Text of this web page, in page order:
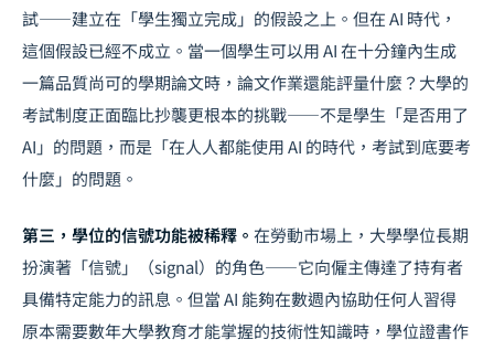
試——建立在「學生獨立完成」的假設之上。但在 AI 時代，
這個假設已經不成立。當一個學生可以用 AI 在十分鐘內生成
一篇品質尚可的學期論文時，論文作業還能評量什麼？大學的
考試制度正面臨比抄襲更根本的挑戰——不是學生「是否用了
AI」的問題，而是「在人人都能使用 AI 的時代，考試到底要考
什麼」的問題。
第三，學位的信號功能被稀釋。 在勞動市場上，大學學位長期
扮演著「信號」（signal）的角色——它向僱主傳達了持有者
具備特定能力的訊息。但當 AI 能夠在數週內協助任何人習得
原本需要數年大學教育才能掌握的技術性知識時，學位證書作